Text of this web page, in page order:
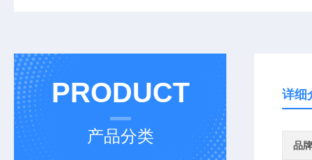
PRODUCT
产品分类
详细
品牌